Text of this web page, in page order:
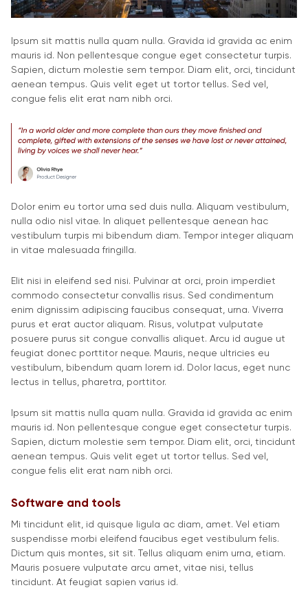
Ipsum sit mattis nulla quam nulla. Gravida id gravida ac enim
mauris id. Non pellentesque congue eget consectetur turpis.
Sapien, dictum molestie sem tempor. Diam elit, orci, tincidunt
aenean tempus. Quis velit eget ut tortor tellus. Sed vel,
congue felis elit erat nam nibh orci.
Dolor enim eu tortor urna sed duis nulla. Aliquam vestibulum,
nulla odio nisl vitae. In aliquet pellentesque aenean hac
vestibulum turpis mi bibendum diam. Tempor integer aliquam
in vitae malesuada fringilla.
Elit nisi in eleifend sed nisi. Pulvinar at orci, proin imperdiet
commodo consectetur convallis risus. Sed condimentum
enim dignissim adipiscing faucibus consequat, urna. Viverra
purus et erat auctor aliquam. Risus, volutpat vulputate
posuere purus sit congue convallis aliquet. Arcu id augue ut
feugiat donec porttitor neque. Mauris, neque ultricies eu
vestibulum, bibendum quam lorem id. Dolor lacus, eget nunc
lectus in tellus, pharetra, porttitor.
Ipsum sit mattis nulla quam nulla. Gravida id gravida ac enim
mauris id. Non pellentesque congue eget consectetur turpis.
Sapien, dictum molestie sem tempor. Diam elit, orci, tincidunt
aenean tempus. Quis velit eget ut tortor tellus. Sed vel,
congue felis elit erat nam nibh orci.
Software and tools
Mi tincidunt elit, id quisque ligula ac diam, amet. Vel etiam
suspendisse morbi eleifend faucibus eget vestibulum felis.
Dictum quis montes, sit sit. Tellus aliquam enim urna, etiam.
Mauris posuere vulputate arcu amet, vitae nisi, tellus
tincidunt. At feugiat sapien varius id.